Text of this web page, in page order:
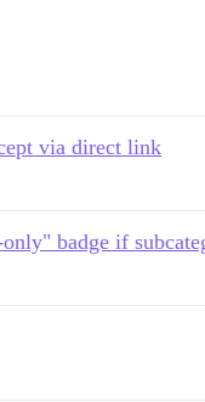
via direct link
badge if